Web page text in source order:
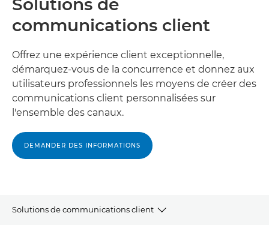
Solutions de
communications client
Offrez une expérience client exceptionnelle,
démarquez-vous de la concurrence et donnez aux
utilisateurs professionnels les moyens de créer des
communications client personnalisées sur
l'ensemble des canaux.
DEMANDER DES INFORMATIONS
Solutions de communications client